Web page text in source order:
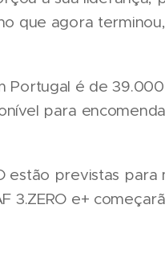
que agora
Portugal é de
para
estão previstas para
3.ZERO e+